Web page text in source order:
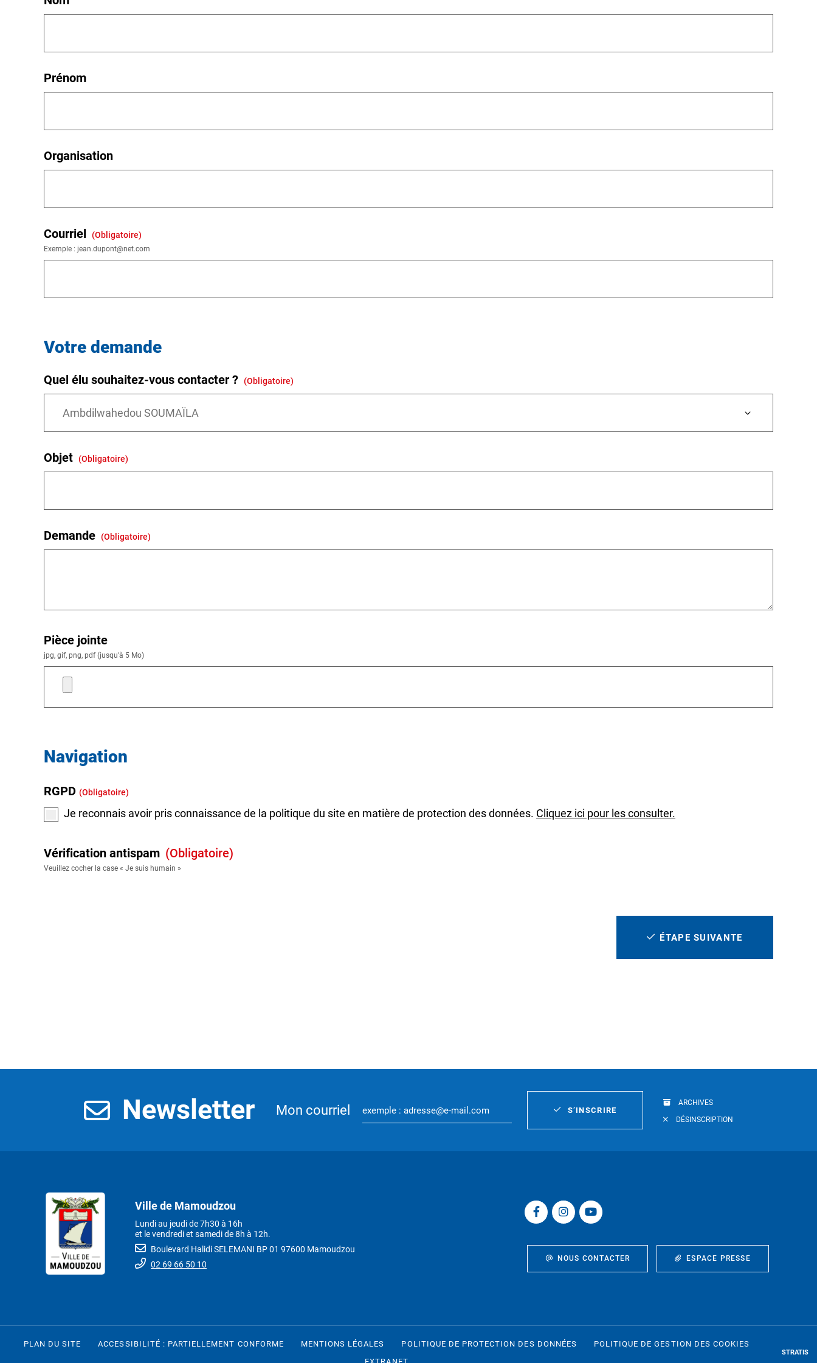
Prénom
Organisation
Courriel (obligatoire)
Exemple : jean.dupont@net.com
Votre demande
Quel élu souhaitez-vous contacter ? (obligatoire)
Objet (obligatoire)
Demande (obligatoire)
Pièce jointe
jpg, gif, png, pdf (jusqu'à 5 Mo)
Navigation
RGPD (obligatoire)
Je reconnais avoir pris connaissance de la politique du site en matière de protection des données. Cliquez ici pour les consulter.
Vérification antispam (obligatoire)
Veuillez cocher la case « Je suis humain »
ÉTAPE SUIVANTE
Newsletter Mon courriel S’INSCRIRE
ARCHIVES
DÉSINSCRIPTION
Ville de Mamoudzou
Lundi au jeudi de 7h30 à 16h
et le vendredi et samedi de 8h à 12h.
Boulevard Halidi SELEMANI BP 01 97600 Mamoudzou
02 69 66 50 10
NOUS CONTACTER ESPACE PRESSE
PLAN DU SITE ACCESSIBILITÉ : PARTIELLEMENT CONFORME MENTIONS LÉGALES POLITIQUE DE PROTECTION DES DONNÉES
POLITIQUE DE GESTION DES COOKIES
STRATIS